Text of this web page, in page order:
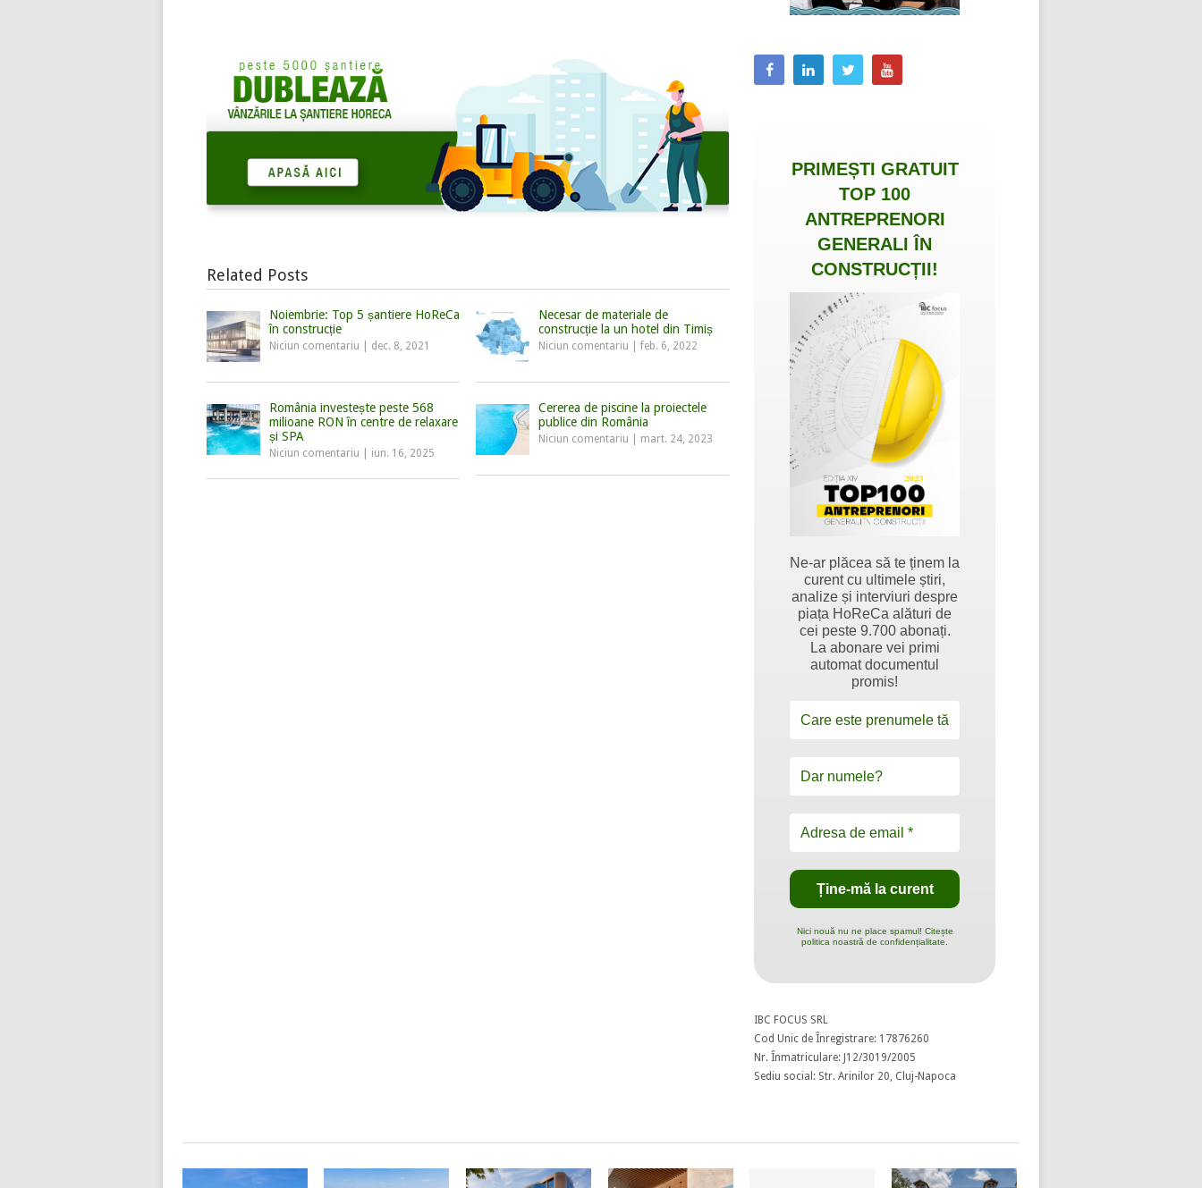
Related Posts
Noiembrie: Top 5 șantiere HoReCa
în construcție
Niciun comentariu dec. 8, 2021
Necesar de materiale de
construcție la un hotel din Timiș
Niciun comentariu feb. 6, 2022
România investește peste 568
milioane RON în centre de relaxare
și SPA
Niciun comentariu iun. 16, 2025
Cererea de piscine la proiectele
publice din România
Niciun comentariu mart. 24, 2023
PRIMEȘTI GRATUIT
TOP 100
ANTREPRENORI
GENERALI ÎN
CONSTRUCȚII!
Ne-ar plăcea să te ținem la
curent cu ultimele știri,
analize și interviuri despre
piața HoReCa alături de
cei peste 9.700 abonați.
La abonare vei primi
automat documentul
promis!
Nici nouă nu ne place spamul! Citește
politica noastră de confidențialitate.
IBC FOCUS SRL
Cod Unic de Înregistrare: 17876260
Nr. Înmatriculare: J12/3019/2005
Sediu social: Str. Arinilor 20, Cluj-Napoca